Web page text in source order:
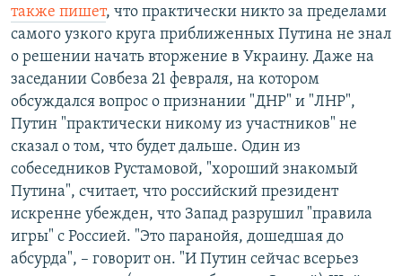
также пишет, что практически никто за пределами
самого узкого круга приближенных Путина не знал
о решении начать вторжение в Украину. Даже на
заседании Совбеза 21 февраля, на котором
обсуждался вопрос о признании "ДНР" и "ЛНР",
Путин "практически никому из участников" не
сказал о том, что будет дальше. Один из
собеседников Рустамовой, "хороший знакомый
Путина", считает, что российский президент
искренне убежден, что Запад разрушил "правила
игры" с Россией. "Это паранойя, дошедшая до
абсурда", – говорит он. "И Путин сейчас всерьез